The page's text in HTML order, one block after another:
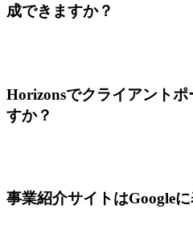
成できますか？
Horizonsでクライアントポ
すか？
事業紹介サイトはGoogle